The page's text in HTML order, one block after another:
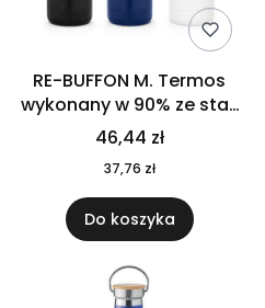
RE-BUFFON M. Termos
wykonany w 90% ze stali
nierdzewnej
pochodzącej z
recyklingu 520 ml 94294
46,44 zł
37,76 zł
Do koszyka